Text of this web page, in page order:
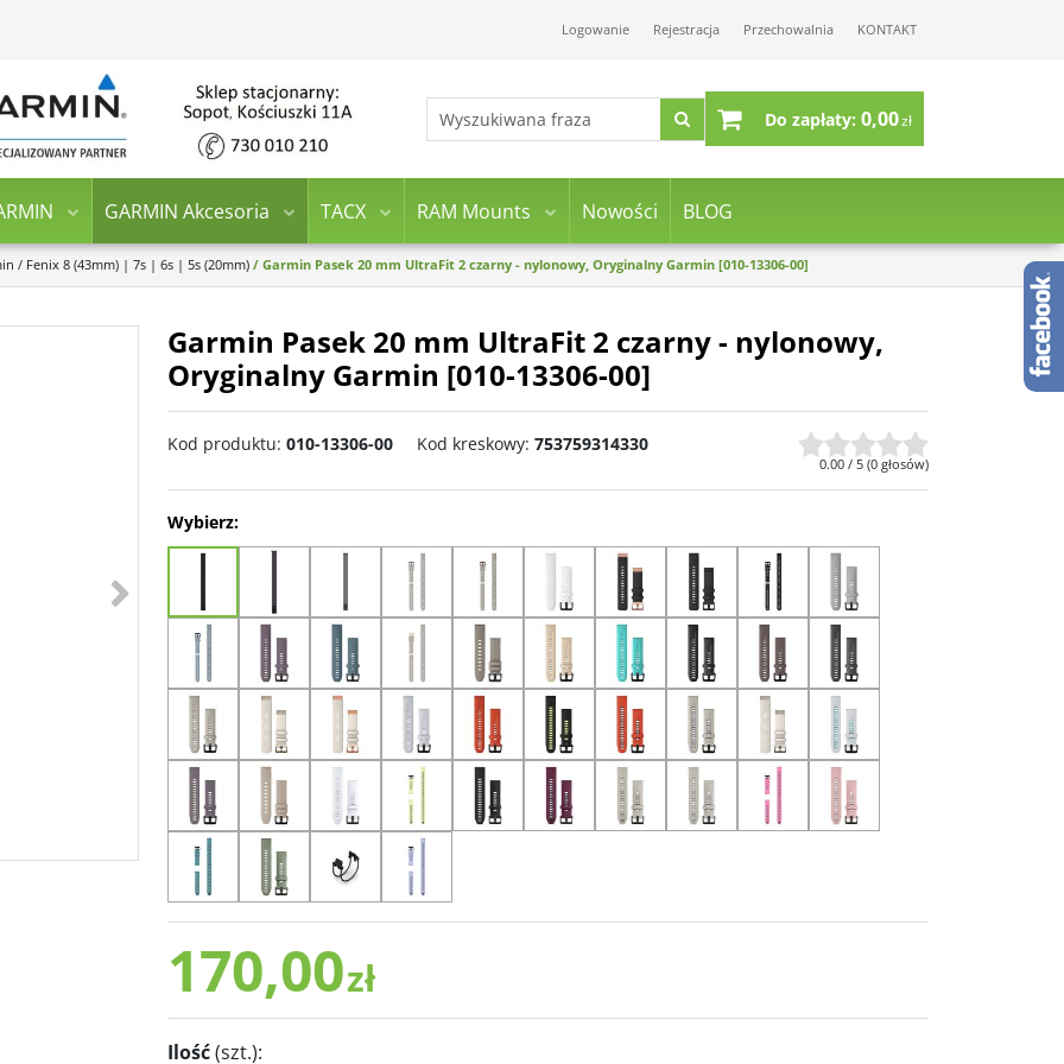
Logowanie Rejestracja Przechowalnia KONTAKT
Do zapłaty: 0,00zł
GARMIN Akcesoria TACX RAM Mounts Nowości BLOG
/ Fenix 8 (43mm) | 7s | 6s | 5s (20mm) / Garmin Pasek 20 mm UltraFit 2 czarny - nylonowy, Oryginalny Garmin [010-13306-00]
Garmin Pasek 20 mm UltraFit 2 czarny - nylonowy,
Oryginalny Garmin [010-13306-00]
Kod produktu: 010-13306-00 Kod kreskowy: 753759314330
0.00 / 5 (0 głosów)
Wybierz:
170,00zł
Ilość(szt.):